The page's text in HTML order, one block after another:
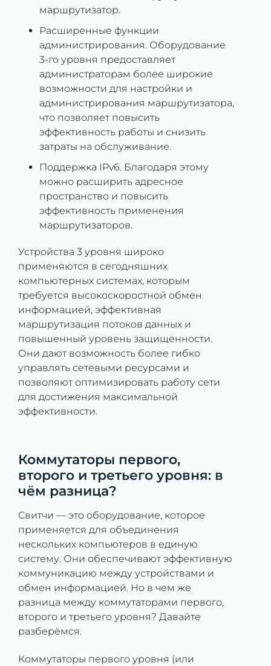
маршрутизатор.
Расширенные функции
администрирования. Оборудование
3-го уровня предоставляет
администраторам более широкие
возможности для настройки и
администрирования маршрутизатора,
что позволяет повысить
эффективность работы и снизить
затраты на обслуживание.
Поддержка IPv6. Благодаря этому
можно расширить адресное
пространство и повысить
эффективность применения
маршрутизаторов.
Устройства 3 уровня широко
применяются в сегодняшних
компьютерных системах, которым
требуется высокоскоростной обмен
информацией, эффективная
маршрутизация потоков данных и
повышенный уровень защищенности.
Они дают возможность более гибко
управлять сетевыми ресурсами и
позволяют оптимизировать работу сети
для достижения максимальной
эффективности.
Коммутаторы первого,
второго и третьего уровня: в
чём разница?
Свитчи — это оборудование, которое
применяется для объединения
нескольких компьютеров в единую
систему. Они обеспечивают эффективную
коммуникацию между устройствами и
обмен информацией. Но в чем же
разница между коммутаторами первого,
второго и третьего уровня? Давайте
разберёмся.
Коммутаторы первого уровня (или